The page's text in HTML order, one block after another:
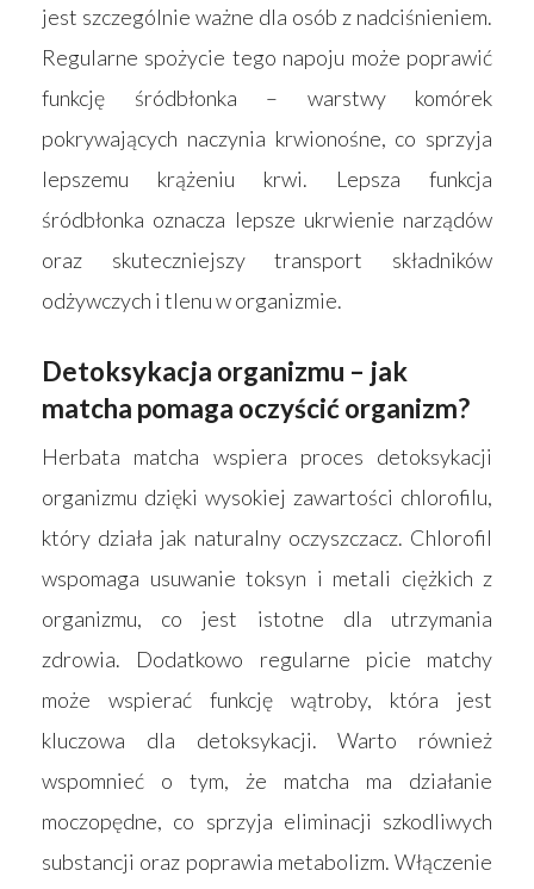
jest szczególnie ważne dla osób z nadciśnieniem.
Regularne spożycie tego napoju może poprawić
funkcję śródbłonka – warstwy komórek
pokrywających naczynia krwionośne, co sprzyja
lepszemu krążeniu krwi. Lepsza funkcja
śródbłonka oznacza lepsze ukrwienie narządów
oraz skuteczniejszy transport składników
odżywczych i tlenu w organizmie.
Detoksykacja organizmu – jak
matcha pomaga oczyścić organizm?
Herbata matcha wspiera proces detoksykacji
organizmu dzięki wysokiej zawartości chlorofilu,
który działa jak naturalny oczyszczacz. Chlorofil
wspomaga usuwanie toksyn i metali ciężkich z
organizmu, co jest istotne dla utrzymania
zdrowia. Dodatkowo regularne picie matchy
może wspierać funkcję wątroby, która jest
kluczowa dla detoksykacji. Warto również
wspomnieć o tym, że matcha ma działanie
moczopędne, co sprzyja eliminacji szkodliwych
substancji oraz poprawia metabolizm. Włączenie